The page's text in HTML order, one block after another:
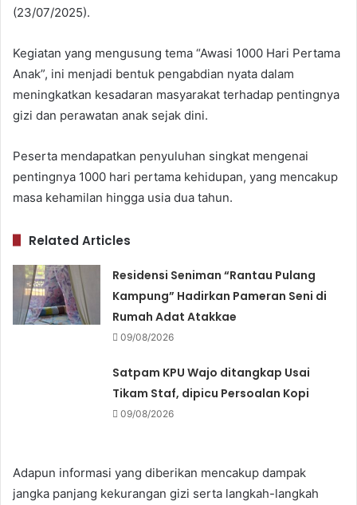
(23/07/2025).
Kegiatan yang mengusung tema “Awasi 1000 Hari Pertama
Anak”, ini menjadi bentuk pengabdian nyata dalam
meningkatkan kesadaran masyarakat terhadap pentingnya
gizi dan perawatan anak sejak dini.
Peserta mendapatkan penyuluhan singkat mengenai
pentingnya 1000 hari pertama kehidupan, yang mencakup
masa kehamilan hingga usia dua tahun.
Related Articles
Residensi Seniman “Rantau Pulang
Kampung” Hadirkan Pameran Seni di
Rumah Adat Atakkae
09/08/2026
Satpam KPU Wajo ditangkap Usai
Tikam Staf, dipicu Persoalan Kopi
09/08/2026
Adapun informasi yang diberikan mencakup dampak
jangka panjang kekurangan gizi serta langkah-langkah